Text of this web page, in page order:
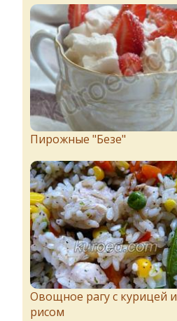
Пирожныe "Бeзe"
Овощное рагу с курицей и
рисом